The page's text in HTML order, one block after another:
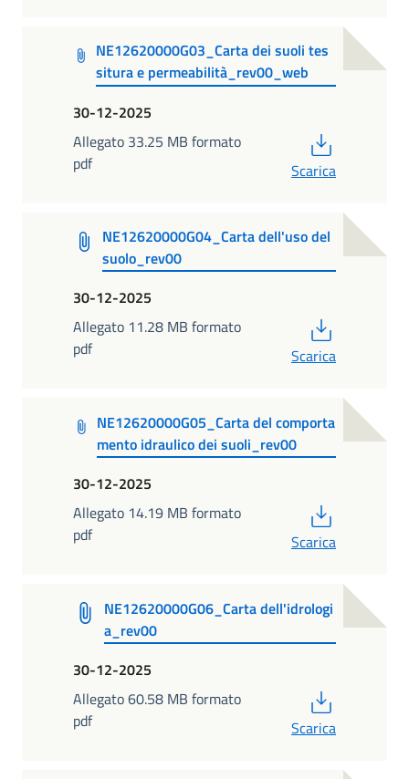
NE12620000G03_Carta dei suoli tes
situra e permeabilità_rev00_web
30-12-2025
Allegato 33.25 MB formato
pdf
Scarica
NE12620000G04_Carta dell'uso del
suolo_rev00
30-12-2025
Allegato 11.28 MB formato
pdf
Scarica
NE12620000G05_Carta del comporta
mento idraulico dei suoli_rev00
30-12-2025
Allegato 14.19 MB formato
pdf
Scarica
NE12620000G06_Carta dell'idrologi
a_rev00
30-12-2025
Allegato 60.58 MB formato
pdf
Scarica